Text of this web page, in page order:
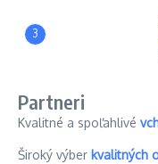
3
Partneri
Kvalitné a spoľahlivé
Široký výber kvalitných